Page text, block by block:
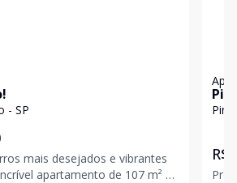
- SP
mais desejados e vibrantes
apartamento de 107 m² de
R$